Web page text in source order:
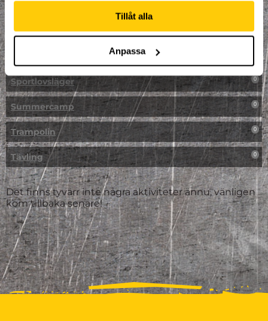
Tillåt alla
Anpassa
Påsklovsläger 0
Skateboard 0
Sportlovsläger 0
Summercamp 0
Trampolin 0
Tävling 0
Det finns tyvärr inte några aktiviteter ännu, vänligen
kom tillbaka senare!